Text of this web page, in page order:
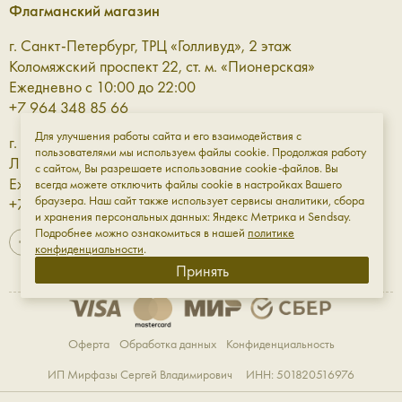
повседневный гардероб и разнообразят возможные
сочетания.
Чёрный, бежевый, бордовый, коричневый, тауп —
напротив, снизят контраст и органично завершат
образ, не перетягивая всё внимание на себя.
Модные женские сумки для разного
ритма жизни
В Aprell мы разрабатываем женские сумки так, чтобы они
были не только функциональными и практичными, но и
сочетали в себе разное: форму, фактуру, эстетику и
красоту. В нашем каталоге — сумки из натуральной кожи
разных форм и текстур: от миниатюрных моделей до
объёмных женских сумок и рюкзаков. Среди наших
Женские сумки на длинной ручке— для тех, кому
Флагманский магазин
г. Санкт-Петербург, ТРЦ «Голливуд», 2 этаж
Коломяжский проспект 22, ст. м. «Пионерская»
Ежедневно с 10:00 до 22:00
+7 964 348 85 66
г. Санкт-Петербург, ТРЦ «Галерея» 3 этаж
Лиговский проспект, 30а, ст. м. «Площадь Восстания»
Ежедневно с 10:00 до 23:00
+7 961 811-18-98
Оферта Обработка данных
Конфиденциальность
ИП Мирфазы Сергей Владимирович ИНН: 501820516976
Для улучшения работы сайта и его взаимодействия с
пользователями мы используем файлы cookie. Продолжая работу
с сайтом, Вы разрешаете использование cookie-файлов. Вы
всегда можете отключить файлы cookie в настройках Вашего
браузера. Наш сайт также использует сервисы аналитики, сбора
и хранения персональных данных: Яндекс Метрика и Sendsay.
Подробнее можно ознакомиться в нашей политике
конфиденциальности.
Принять